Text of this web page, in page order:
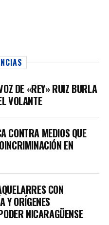
DE «REY» RUIZ BURLA
VOLANTE
CONTRA MEDIOS QUE
EN
CON
Y ORÍGENES
NICARAGÜENSE